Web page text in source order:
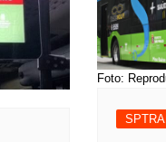
Foto: